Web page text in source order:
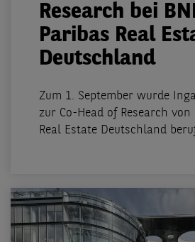
Research bei
Paribas Real
Deutschland
Zum 1. September wurde
zur Co-Head of Research von
Real Estate Deutschland